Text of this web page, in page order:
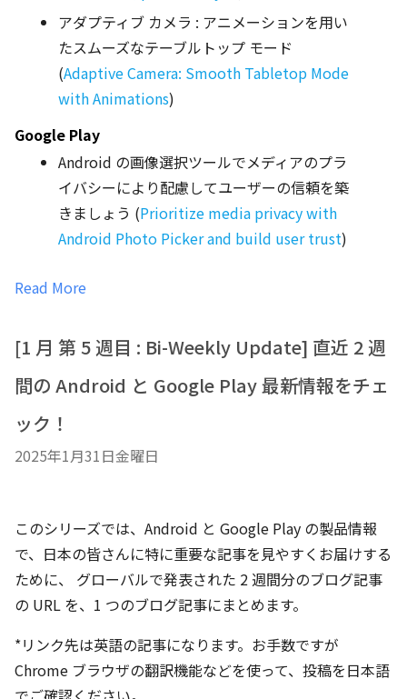
アダプティブ カメラ : アニメーションを用い
たスムーズなテーブルトップ モード
(Adaptive Camera: Smooth Tabletop Mode
with Animations)
Google Play
Android の画像選択ツールでメディアのプラ
イバシーにより配慮してユーザーの信頼を築
きましょう (Prioritize media privacy with
Android Photo Picker and build user trust)
Read More
[1 月 第 5 週目 : Bi-Weekly Update] 直近 2 週
間の Android と Google Play 最新情報をチェ
ック！
2025年1月31日金曜日
このシリーズでは、Android と Google Play の製品情報
で、日本の皆さんに特に重要な記事を見やすくお届けする
ために、 グローバルで発表された 2 週間分のブログ記事
の URL を、1 つのブログ記事にまとめます。
*リンク先は英語の記事になります。お手数ですが
Chrome ブラウザの翻訳機能などを使って、投稿を日本語